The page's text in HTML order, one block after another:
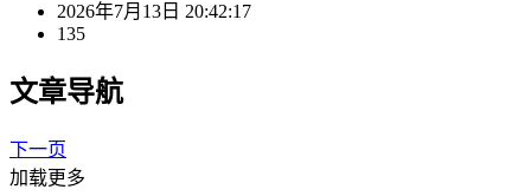
2026年7月13日 20:42:17
135
文章导航
下一页
加载更多